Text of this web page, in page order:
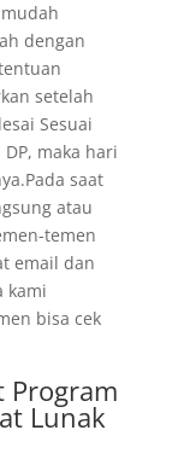
dengan
setelah
Sesuai
maka hari
saat
atau
temen
email dan
kami
bisa cek
Program
Lunak